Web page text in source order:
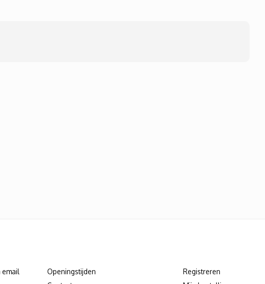
email
Openingstijden
Registreren